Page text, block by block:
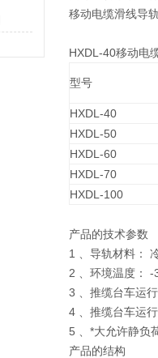
移动电缆滑线导
HXDL-40移动电
型号
HXDL-40
HXDL-50
HXDL-60
HXDL-70
HXDL-100
产品的技术参数
1 、导轨材料：
2 、环境温度：
3 、推缆台车运
4 、推缆台车运
5 、*大允许静负
产品的结构